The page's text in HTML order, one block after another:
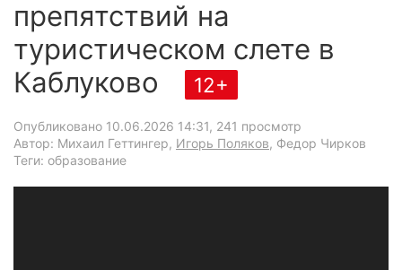
препятствий на
туристическом слете в
Каблуково
12+
Опубликовано 10.06.2026 14:31, 241 просмотр
Автор: Михаил Геттингер, Игорь Поляков, Федор Чирков
Теги: образование